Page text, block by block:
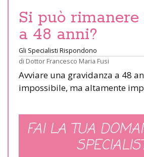
Si può
a 48 anni?
Gli Specialisti Rispondono
di Dottor Francesco Maria Fusi
Avviare una gravidanza a 48
impossibile, ma altamente
FAI LA TUA